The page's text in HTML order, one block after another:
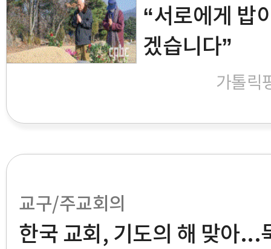
“서로에게 밥
겠습니다”
가톨릭
교구/주교회의
한국 교회, 기도의 해 맞아...